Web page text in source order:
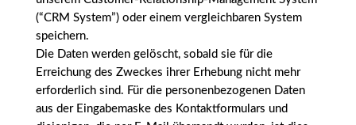
(“CRM System”) oder einem vergleichbaren System
speichern.
Die Daten werden gelöscht, sobald sie für die
Erreichung des Zweckes ihrer Erhebung nicht mehr
erforderlich sind. Für die personenbezogenen Daten
aus der Eingabemaske des Kontaktformulars und